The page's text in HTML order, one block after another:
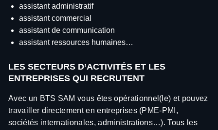
assistant administratif
assistant commercial
assistant de communication
assistant ressources humaines…
LES SECTEURS D’ACTIVITÉS ET LES
ENTREPRISES QUI RECRUTENT
Avec un BTS SAM vous êtes opérationnel(le) et pouvez
travailler directement en entreprises (PME-PMI,
sociétés internationales, administrations…). Tous les